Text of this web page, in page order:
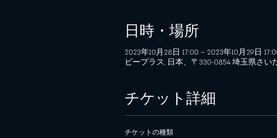
日時・場所
2023年10月28日 17:00 – 2023年10月29日
ビープラス, 日本、〒330-0854 埼玉県さ
チケット詳細
チケットの種類